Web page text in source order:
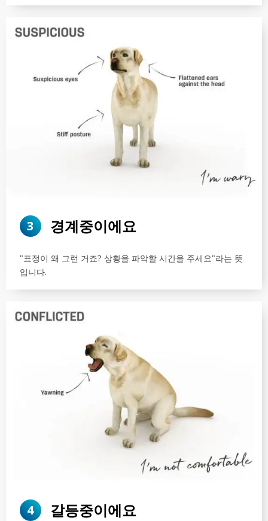
3 경계중이에요
"표정이 왜 그런 거죠? 상황을 파악할 시간을 주세요"라는 뜻
입니다.
4 갈등중이에요